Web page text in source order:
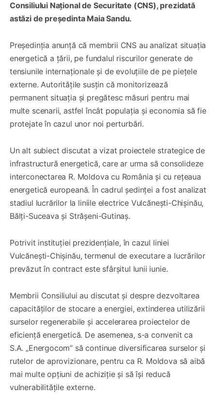
Consiliului Național de Securitate (CNS), prezidată
astăzi de președinta Maia Sandu.
Președinția anunță că membrii CNS au analizat situația
energetică a țării, pe fundalul riscurilor generate de
tensiunile internaționale și de evoluțiile de pe piețele
externe. Autoritățile susțin că monitorizează
permanent situația și pregătesc măsuri pentru mai
multe scenarii, astfel încât populația și economia să fie
protejate în cazul unor noi perturbări.
Un alt subiect discutat a vizat proiectele strategice de
infrastructură energetică, care ar urma să consolideze
interconectarea R. Moldova cu România și cu rețeaua
energetică europeană. În cadrul ședinței a fost analizat
stadiul lucrărilor la liniile electrice Vulcănești-Chișinău,
Bălți-Suceava și Strășeni-Gutinaș.
Potrivit instituției prezidențiale, în cazul liniei
Vulcănești-Chișinău, termenul de executare a lucrărilor
prevăzut în contract este sfârșitul lunii iunie.
Membrii Consiliului au discutat și despre dezvoltarea
capacităților de stocare a energiei, extinderea utilizării
surselor regenerabile și accelerarea proiectelor de
eficiență energetică. De asemenea, s-a convenit ca
S.A. „Energocom” să continue diversificarea surselor și
rutelor de aprovizionare, pentru ca R. Moldova să aibă
mai multe opțiuni de achiziție și să își reducă
vulnerabilitățile externe.